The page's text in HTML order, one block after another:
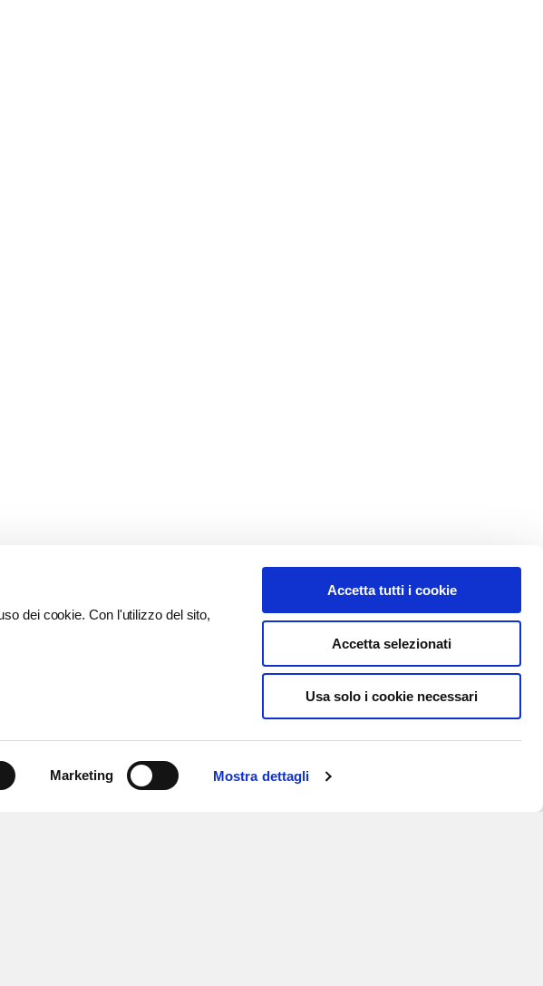
dei cookie. Con l'utilizzo del sito,
Marketing Mostra dettagli
Accetta tutti i cookie
Accetta selezionati
Usa solo i cookie necessari